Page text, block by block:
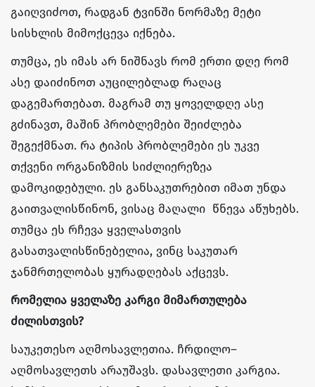
გაიღვიძოთ, რადგან ტვინში ნორმაზე მეტი
სისხლის მიმოქცევა იქნება.
თუმცა, ეს იმას არ ნიშნავს რომ ერთი დღე რომ
ასე დაიძინოთ აუცილებლად რაღაც
დაგემართებათ. მაგრამ თუ ყოველდღე ასე
გძინავთ, მაშინ პრობლემები შეიძლება
შეგექმნათ. რა ტიპის პრობლემები ეს უკვე
თქვენი ორგანიზმის სიძლიერეზეა
დამოკიდებული. ეს განსაკუთრებით იმათ უნდა
გაითვალისწინონ, ვისაც მაღალი წნევა აწუხებს.
თუმცა ეს რჩევა ყველასთვის
გასათვალისწინებელია, ვინც საკუთარ
ჯანმრთელობას ყურადღებას აქცევს.
რომელია ყველაზე კარგი მიმართულება
ძილისთვის?
საუკეთესო აღმოსავლეთია. ჩრდილო–
აღმოსავლეთს არაუშავს. დასავლეთი კარგია.